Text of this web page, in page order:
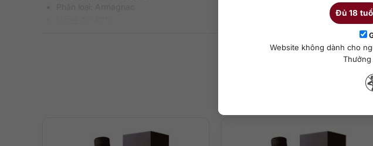
Đủ 18
Website không dành cho
– Hương thơm: Trên mũi chứng kiến cuộc tấn công táo bạo của bánh táo, hoa cam
– Hương vị: Giai điệu tươi mát sống động với caramel ngọt nhẹ và một ít cam thảo
Sản